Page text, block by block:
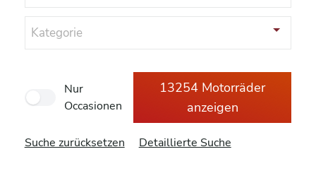
Kategorie
Nur
Occasionen
13254 Motorräder
anzeigen
Suche zurücksetzen Detaillierte Suche